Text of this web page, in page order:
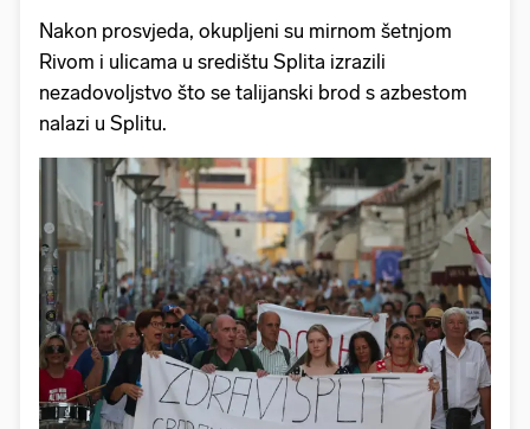
Nakon prosvjeda, okupljeni su mirnom šetnjom
Rivom i ulicama u središtu Splita izrazili
nezadovoljstvo što se talijanski brod s azbestom
nalazi u Splitu.